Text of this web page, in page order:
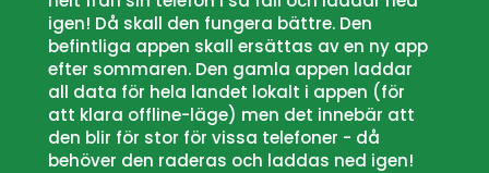
igen! Då skall den fungera bättre. Den
befintliga appen skall ersättas av en ny app
efter sommaren. Den gamla appen laddar
all data för hela landet lokalt i appen (för
att klara offline-läge) men det innebär att
den blir för stor för vissa telefoner - då
behöver den raderas och laddas ned igen!